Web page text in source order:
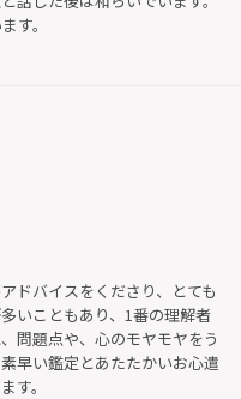
す。
ドバイスをくださり、とても
いこともあり、1番の理解者
問題点や、心のモヤモヤをう
早い鑑定とあたたかいお心遣
す。